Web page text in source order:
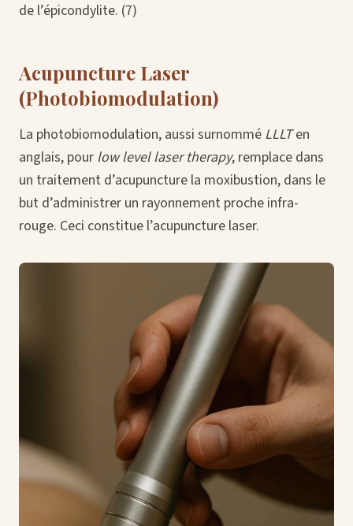
de l’épicondylite. (7)
Acupuncture Laser
(Photobiomodulation)
La photobiomodulation, aussi surnommé LLLTen
anglais, pour low level laser therapy, remplace dans
un traitement d’acupuncture la moxibustion, dans le
but d’administrer un rayonnement proche infra-
rouge. Ceci constitue l’acupuncture laser.